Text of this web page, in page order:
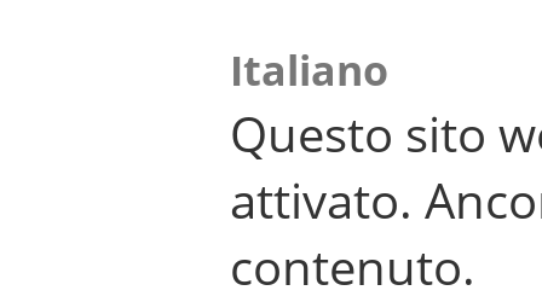
Italiano
Questo sito
attivato.
contenuto.